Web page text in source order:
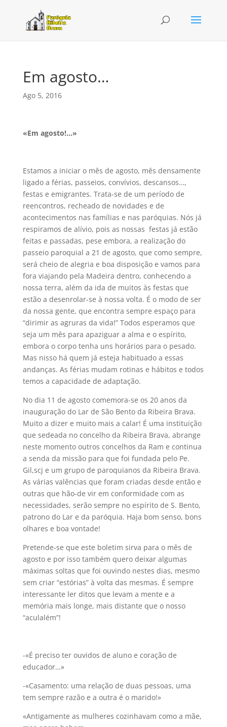
Em agosto…
Ago 5, 2016
«Em agosto!…»
Estamos a iniciar o mês de agosto, mês densamente
ligado a férias, passeios, convívios, descansos…,
festas e emigrantes. Trata-se de um período de
reencontros, recheado de novidades e de
acontecimentos nas famílias e nas paróquias. Nós já
respiramos de alívio, pois as nossas festas já estão
feitas e passadas, pese embora, a realização do
passeio paroquial a 21 de agosto, que como sempre,
será cheio de alegria e boa disposição e vamos para
fora viajando pela Madeira dentro, conhecendo a
nossa terra, além da ida de muitos às festas que
estão a desenrolar-se à nossa volta. É o modo de ser
da nossa gente, que encontra sempre espaço para
“dirimir as agruras da vida!” Todos esperamos que
seja um mês para apaziguar a alma e o espírito,
embora o corpo tenha uns horários para o pesado.
Mas nisso há quem já esteja habituado a essas
andanças. As férias mudam rotinas e hábitos e todos
temos a capacidade de adaptação.
No dia 11 de agosto comemora-se os 20 anos da
inauguração do Lar de São Bento da Ribeira Brava.
Muito a dizer e muito mais a calar! É uma instituição
que sedeada no concelho da Ribeira Brava, abrange
neste momento outros concelhos da Ram e continua
a senda da missão para que foi fundada pelo Pe.
Gil,scj e um grupo de paroquianos da Ribeira Brava.
As várias valências que foram criadas desde então e
outras que hão-de vir em conformidade com as
necessidades, serão sempre no espírito de S. Bento,
patrono do Lar e da paróquia. Haja bom senso, bons
olhares e boa vontade!
Pretende-se que este boletim sirva para o mês de
agosto e por isso também quero deixar algumas
máximas soltas que foi ouvindo nestes dias, mesmo
sem criar “estórias” à volta das mesmas. É sempre
interessante ler ditos que levam a mente e a
memória mais longe, mais distante que o nosso
“aculalém”!
-«É preciso ter ouvidos de aluno e coração de
educador…»
-«Casamento: uma relação de duas pessoas, uma
tem sempre razão e a outra é o marido!»
«Antigamente as mulheres cozinhavam como a mãe,